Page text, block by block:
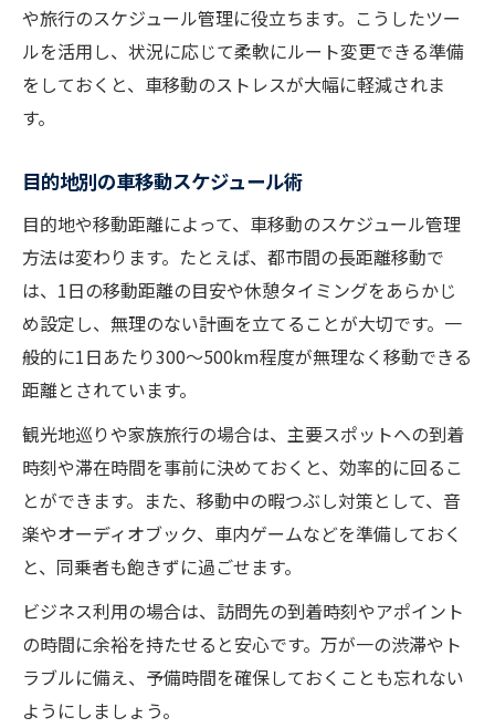
や旅行のスケジュール管理に役立ちます。こうしたツー
ルを活用し、状況に応じて柔軟にルート変更できる準備
をしておくと、車移動のストレスが大幅に軽減されま
す。
目的地別の車移動スケジュール術
目的地や移動距離によって、車移動のスケジュール管理
方法は変わります。たとえば、都市間の長距離移動で
は、1日の移動距離の目安や休憩タイミングをあらかじ
め設定し、無理のない計画を立てることが大切です。一
般的に1日あたり300〜500km程度が無理なく移動できる
距離とされています。
観光地巡りや家族旅行の場合は、主要スポットへの到着
時刻や滞在時間を事前に決めておくと、効率的に回るこ
とができます。また、移動中の暇つぶし対策として、音
楽やオーディオブック、車内ゲームなどを準備しておく
と、同乗者も飽きずに過ごせます。
ビジネス利用の場合は、訪問先の到着時刻やアポイント
の時間に余裕を持たせると安心です。万が一の渋滞やト
ラブルに備え、予備時間を確保しておくことも忘れない
ようにしましょう。